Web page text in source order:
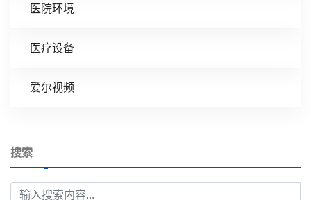
医院环境
医疗设备
爱尔视频
搜索